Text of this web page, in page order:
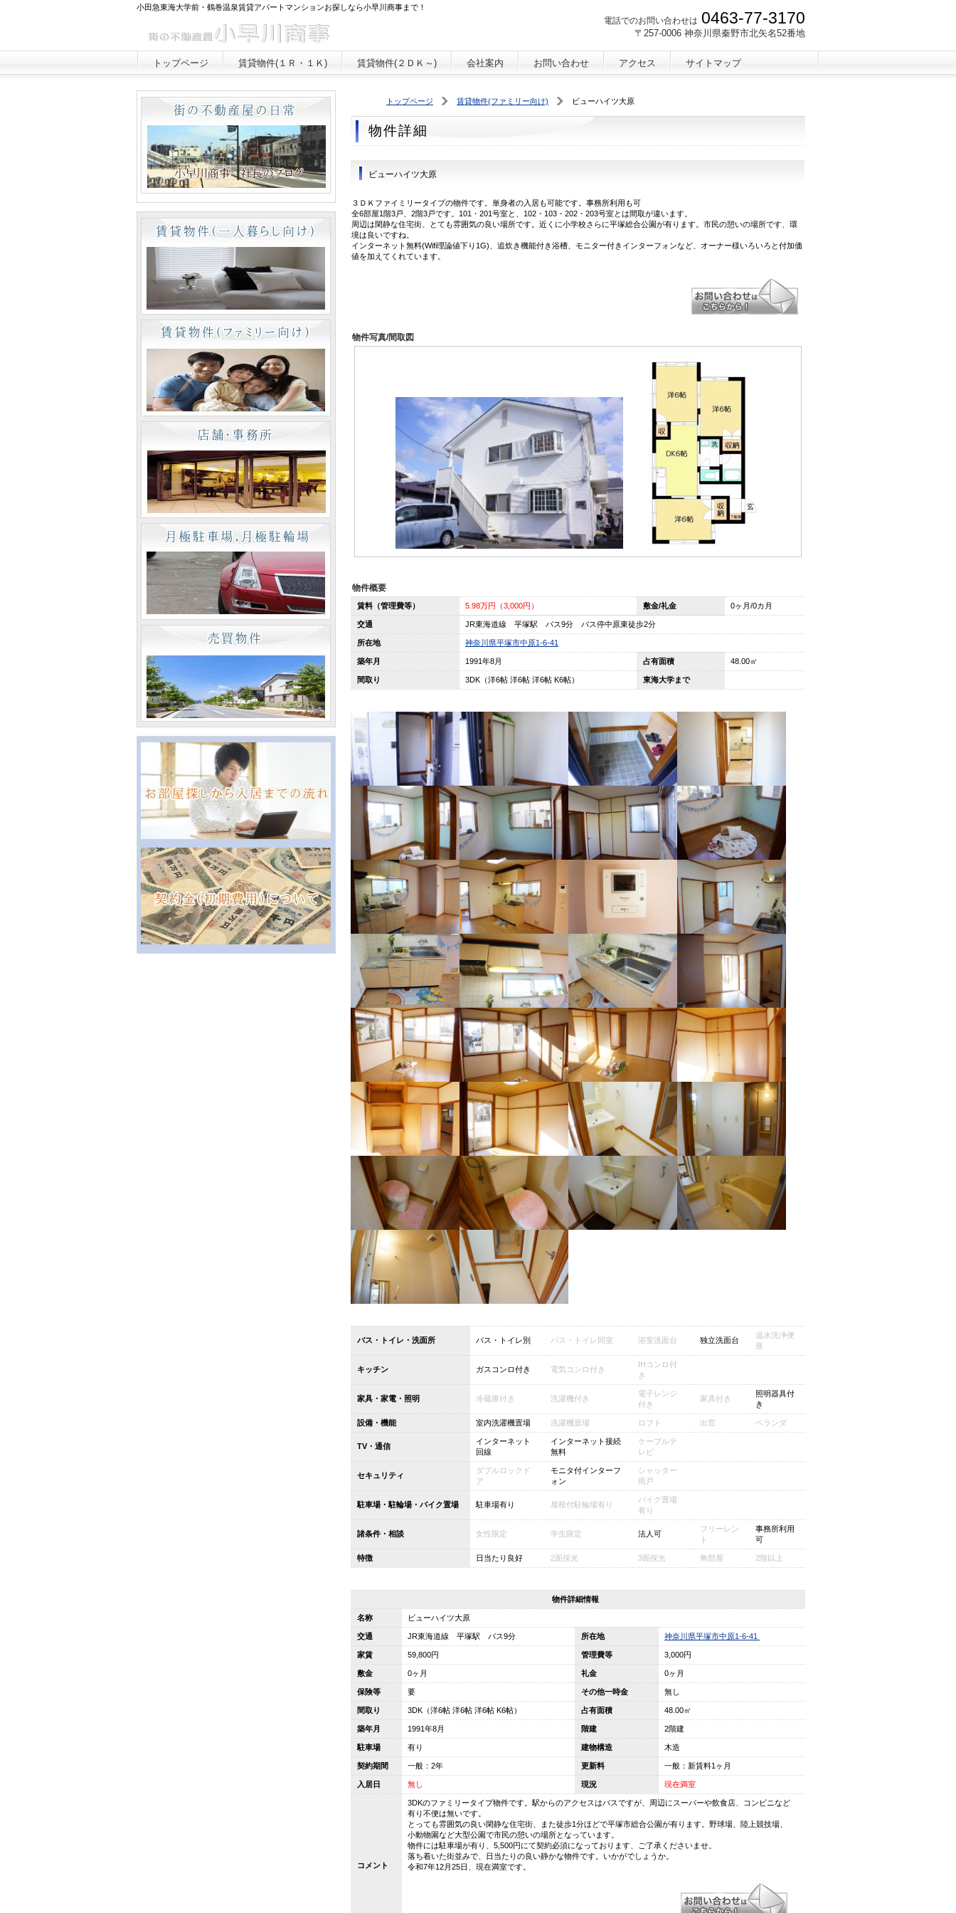
小田急東海大学前・鶴巻温泉賃貸アパートマンションお探しなら小早川商事まで！
電話でのお問い合わせは 0463-77-3170
〒257-0006 神奈川県秦野市北矢名52番地
トップページ 賃貸物件(ファミリー向け) ビューハイツ大原
物件詳細
ビューハイツ大原
３ＤＫファイミリータイプの物件です。単身者の入居も可能です。事務所利用も可
全6部屋1階3戸、2階3戸です。101・201号室と、102・103・202・203号室とは間取が違います。
周辺は閑静な住宅街、とても雰囲気の良い場所です。近くに小学校さらに平塚総合公園が有ります。市民の憩いの場所です、環
境は良いですね。
インターネット無料(Wifi理論値下り1G)、追炊き機能付き浴槽、モニター付きインターフォンなど、オーナー様いろいろと付加価
値を加えてくれています。
物件写真/間取図
物件概要
賃料（管理費等） 5.98万円（3,000円） 敷金/礼金 0ヶ月/0カ月
交通 JR東海道線 平塚駅 バス9分 バス停中原東徒歩2分
所在地 神奈川県平塚市中原1-6-41
築年月 1991年8月 占有面積 48.00㎡
間取り 3DK（洋6帖 洋6帖 洋6帖 K6帖） 東海大学まで
バス・トイレ・洗面所 バス・トイレ別 バス・トイレ同室 浴室洗面台 独立洗面台
温水洗浄便
座
キッチン ガスコンロ付き 電気コンロ付き
IHコンロ付
き
家具・家電・照明 冷蔵庫付き 洗濯機付き
電子レンジ
付き
家具付き
照明器具付
き
設備・機能 室内洗濯機置場 洗濯機置場 ロフト 出窓 ベランダ
TV・通信
インターネット
回線
インターネット接続
無料
ケーブルテ
レビ
セキュリティ
ダブルロックド
ア
モニタ付インターフ
ォン
シャッター
雨戸
駐車場・駐輪場・バイク置場 駐車場有り 屋根付駐輪場有り
バイク置場
有り
諸条件・相談 女性限定 学生限定 法人可
フリーレン
ト
事務所利用
可
特徴 日当たり良好 2面採光 3面採光 角部屋 2階以上
物件詳細情報
名称 ビューハイツ大原
交通 JR東海道線 平塚駅 バス9分 所在地 神奈川県平塚市中原1-6-41
家賃 59,800円 管理費等 3,000円
敷金 0ヶ月 礼金 0ヶ月
保険等 要 その他一時金 無し
間取り 3DK（洋6帖 洋6帖 洋6帖 K6帖） 占有面積 48.00㎡
築年月 1991年8月 階建 2階建
駐車場 有り 建物構造 木造
契約期間 一般：2年 更新料 一般：新賃料1ヶ月
入居日 無し 現況 現在満室
コメント
3DKのファミリータイプ物件です。駅からのアクセスはバスですが、周辺にスーパーや飲食店、コンビニなど
有り不便は無いです。
とっても雰囲気の良い閑静な住宅街、また徒歩1分ほどで平塚市総合公園が有ります。野球場、陸上競技場、
小動物園など大型公園で市民の憩いの場所となっています。
物件には駐車場が有り、5,500円にて契約必須になっております、ご了承くださいませ。
落ち着いた街並みで、日当たりの良い静かな物件です。いかがでしょうか。
令和7年12月25日、現在満室です。
トップページ 賃貸物件(１Ｒ・１Ｋ) 賃貸物件(２ＤＫ～) 会社案内 お問い合わせ アクセス サイトマップ